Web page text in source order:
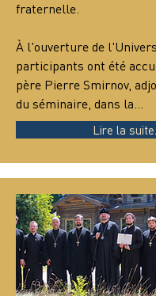
fraternelle.
À l'ouverture de
participants ont été
père Pierre Smirnov,
du séminaire, dans la…
Lire la suite...